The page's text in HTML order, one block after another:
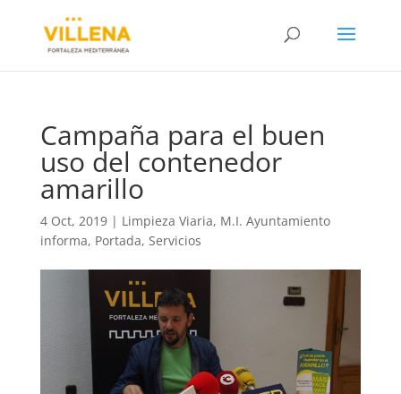
Campaña para el buen
uso del contenedor
amarillo
4 Oct, 2019| Limpieza Viaria, M.I. Ayuntamiento
informa, Portada, Servicios